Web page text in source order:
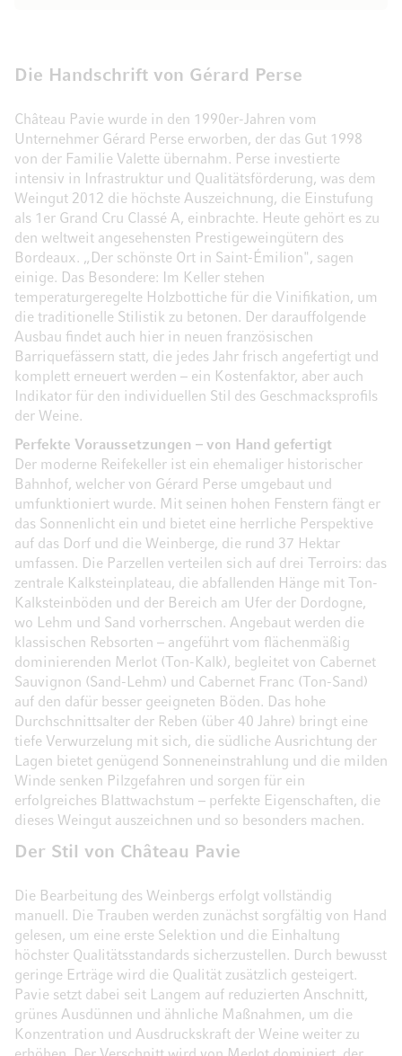
Die Handschrift von Gérard Perse
Château Pavie wurde in den 1990er-Jahren vom
Unternehmer Gérard Perse erworben, der das Gut 1998
von der Familie Valette übernahm. Perse investierte
intensiv in Infrastruktur und Qualitätsförderung, was dem
Weingut 2012 die höchste Auszeichnung, die Einstufung
als 1er Grand Cru Classé A, einbrachte. Heute gehört es zu
den weltweit angesehensten Prestigeweingütern des
Bordeaux. „Der schönste Ort in Saint-Émilion", sagen
einige. Das Besondere: Im Keller stehen
temperaturgeregelte Holzbottiche für die Vinifikation, um
die traditionelle Stilistik zu betonen. Der darauffolgende
Ausbau findet auch hier in neuen französischen
Barriquefässern statt, die jedes Jahr frisch angefertigt und
komplett erneuert werden – ein Kostenfaktor, aber auch
Indikator für den individuellen Stil des Geschmacksprofils
der Weine.
Perfekte Voraussetzungen – von Hand gefertigt
Der moderne Reifekeller ist ein ehemaliger historischer
Bahnhof, welcher von Gérard Perse umgebaut und
umfunktioniert wurde. Mit seinen hohen Fenstern fängt er
das Sonnenlicht ein und bietet eine herrliche Perspektive
auf das Dorf und die Weinberge, die rund 37 Hektar
umfassen. Die Parzellen verteilen sich auf drei Terroirs: das
zentrale Kalksteinplateau, die abfallenden Hänge mit Ton-
Kalksteinböden und der Bereich am Ufer der Dordogne,
wo Lehm und Sand vorherrschen. Angebaut werden die
klassischen Rebsorten – angeführt vom flächenmäßig
dominierenden Merlot (Ton-Kalk), begleitet von Cabernet
Sauvignon (Sand-Lehm) und Cabernet Franc (Ton-Sand)
auf den dafür besser geeigneten Böden. Das hohe
Durchschnittsalter der Reben (über 40 Jahre) bringt eine
tiefe Verwurzelung mit sich, die südliche Ausrichtung der
Lagen bietet genügend Sonneneinstrahlung und die milden
Winde senken Pilzgefahren und sorgen für ein
erfolgreiches Blattwachstum – perfekte Eigenschaften, die
dieses Weingut auszeichnen und so besonders machen.
Der Stil von Château Pavie
Die Bearbeitung des Weinbergs erfolgt vollständig
manuell. Die Trauben werden zunächst sorgfältig von Hand
gelesen, um eine erste Selektion und die Einhaltung
höchster Qualitätsstandards sicherzustellen. Durch bewusst
geringe Erträge wird die Qualität zusätzlich gesteigert.
Pavie setzt dabei seit Langem auf reduzierten Anschnitt,
grünes Ausdünnen und ähnliche Maßnahmen, um die
Konzentration und Ausdruckskraft der Weine weiter zu